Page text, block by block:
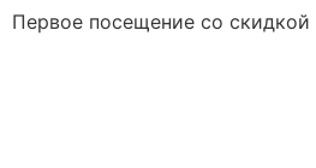
Первое посещение со скидкой